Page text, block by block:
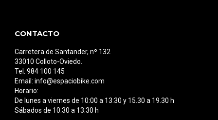
CONTACTO
Carretera de Santander, nº 132
33010 Colloto-Oviedo.
Tel. 984 100 145
Email: info@espaciobike.com
Horario:
De lunes a viernes de 10:00 a 13:30 y 15.30 a 19.30 h
Sábados de 10:30 a 13:30 h